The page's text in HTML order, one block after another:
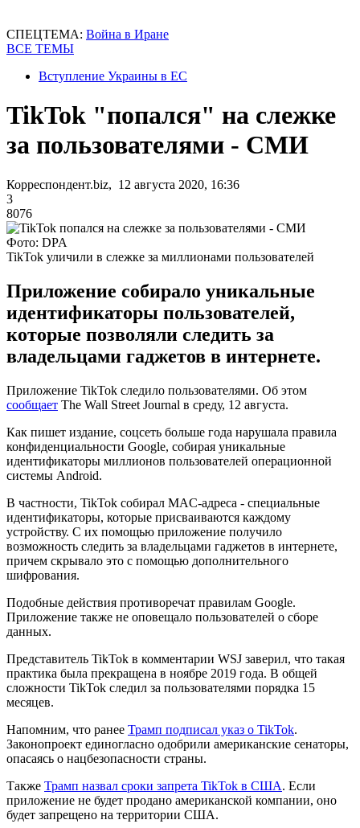
СПЕЦТЕМА: Война в Иране
ВСЕ ТЕМЫ
Вступление Украины в ЕС
TikTok "попался" на слежке
за пользователями - СМИ
Корреспондент.biz, 12 августа 2020, 16:36
3
8076
Фото: DPA
TikTok уличили в слежке за миллионами пользователей
Приложение собирало уникальные
идентификаторы пользователей,
которые позволяли следить за
владельцами гаджетов в интернете.
Приложение TikTok следило пользователями. Об этом
сообщает The Wall Street Journal в среду, 12 августа.
Как пишет издание, соцсеть больше года нарушала правила
конфиденциальности Google, собирая уникальные
идентификаторы миллионов пользователей операционной
системы Android.
В частности, TikTok собирал MAC-адреса - специальные
идентификаторы, которые присваиваются каждому
устройству. С их помощью приложение получило
возможность следить за владельцами гаджетов в интернете,
причем скрывало это с помощью дополнительного
шифрования.
Подобные действия противоречат правилам Google.
Приложение также не оповещало пользователей о сборе
данных.
Представитель TikTok в комментарии WSJ заверил, что такая
практика была прекращена в ноябре 2019 года. В общей
сложности TikTok следил за пользователями порядка 15
месяцев.
Напомним, что ранее Трамп подписал указ о TikTok.
Законопроект единогласно одобрили американские сенаторы,
опасаясь о нацбезопасности страны.
Также Трамп назвал сроки запрета TikTok в США. Если
приложение не будет продано американской компании, оно
будет запрещено на территории США.